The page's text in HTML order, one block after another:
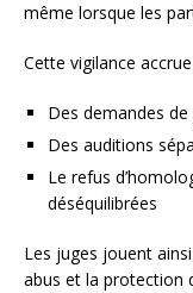
même lorsque les
Cette vigilance
Des demandes
Des auditions
Le refus
déséquilibrées
Les juges jouent
abus et la protection